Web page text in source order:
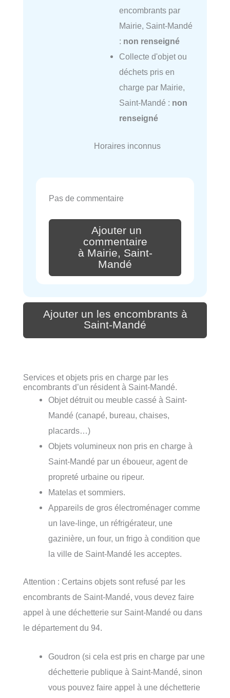
encombrants par
Mairie, Saint-Mandé
: non renseigné
Collecte d'objet ou
déchets pris en
charge par Mairie,
Saint-Mandé : non
renseigné
Horaires inconnus
Pas de commentaire
Ajouter un
commentaire
à Mairie, Saint-
Mandé
Ajouter un les encombrants à
Saint-Mandé
Services et objets pris en charge par les
encombrants d’un résident à Saint-Mandé.
Objet détruit ou meuble cassé à Saint-
Mandé (canapé, bureau, chaises,
placards…)
Objets volumineux non pris en charge à
Saint-Mandé par un éboueur, agent de
propreté urbaine ou ripeur.
Matelas et sommiers.
Appareils de gros électroménager comme
un lave-linge, un réfrigérateur, une
gazinière, un four, un frigo à condition que
la ville de Saint-Mandé les acceptes.
Attention : Certains objets sont refusé par les
encombrants de Saint-Mandé, vous devez faire
appel à une déchetterie sur Saint-Mandé ou dans
le département du 94.
Goudron (si cela est pris en charge par une
déchetterie publique à Saint-Mandé, sinon
vous pouvez faire appel à une déchetterie